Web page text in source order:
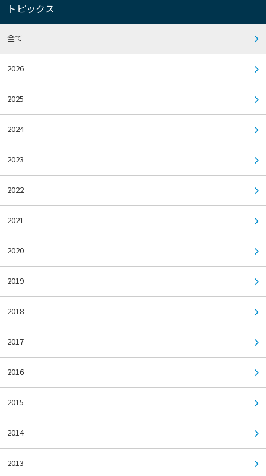
トピックス
全て
2026
2025
2024
2023
2022
2021
2020
2019
2018
2017
2016
2015
2014
2013